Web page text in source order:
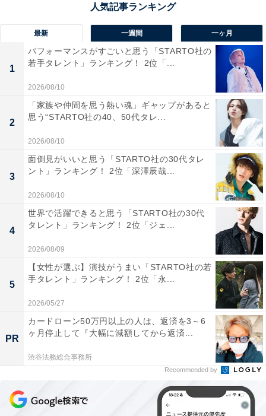
1位：北野高等学校／84票
北野高等学校は、大阪府内のみならず全国でも屈指の進
学校として知られる名門校です。創立150年を超える歴
史のなかで、京都大学・大阪大学をはじめとする難関大
学への合格者を毎年多数輩出し、その実績は他校を圧
倒。勉学だけでなく運動部や文化部も活発で、生徒の自
主性と多様な能力の伸長が重視されています。知性と人
間力を兼ね備えた人材の育成に力を注ぐその姿勢は、ま
さに「文武両道」の体現と言えるでしょう。
回答者からは「難関国公立大学への進学者数が非常に多
く、歴史も古いため、出身者と聞くだけで知的で努力家
な印象があるから」(30代男性／富山県)、「全国的にも
有名な難関校で、出身者のレベルの高さが社会的にも評
価されているからです」(30代女性／東京都)、「明治時
代に設立された歴史ある学校なのもあり、これまでに多
くの著名な卒業生を輩出してます」(40代女性／長崎県)
といった声が集まりました。
※回答者からのコメントは原文ママです
最新 一週間 一ヶ月
1
パフォーマンスがすごいと思う「STARTO社の
若手タレント」ランキング！ 2位「...
2026/08/10
2
「家族や仲間を思う熱い魂」ギャップがあると
思う“STARTO社の40、50代タレ...
2026/08/10
3
面倒見がいいと思う「STARTO社の30代タレ
ント」ランキング！ 2位「深澤辰哉...
2026/08/10
4
世界で活躍できると思う「STARTO社の30代
タレント」ランキング！ 2位「ジェ...
2026/08/09
5
【女性が選ぶ】演技がうまい「STARTO社の若
手タレント」ランキング！ 2位「永...
2026/05/27
PR
カードローン50万円以上の人は、返済を3～6
ヶ月停止して『大幅に減額してから返済...
渋谷法務総合事務所
Recommended by